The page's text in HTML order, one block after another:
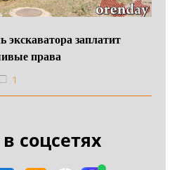
экскаватора заплатит
права
1
соцсетях